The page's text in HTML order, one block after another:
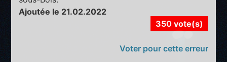
Ajoutée le 21.02.2022
350 vote(s)
Voter pour cette erreur